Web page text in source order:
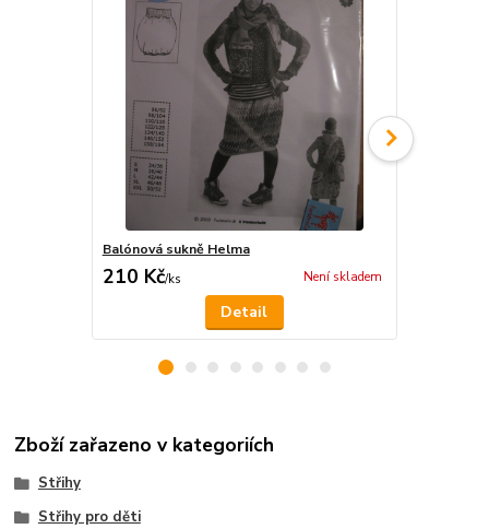
Balónová sukně Helma
210 Kč/ks Není skladem
Detail
Zboží zařazeno v kategoriích
Střihy
Střihy pro děti